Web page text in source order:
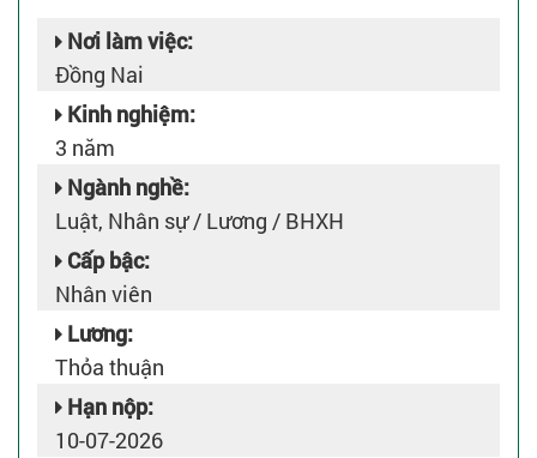
Nơi làm việc:
Đồng Nai
Kinh nghiệm:
3 năm
Ngành nghề:
Luật, Nhân sự / Lương / BHXH
Cấp bậc:
Nhân viên
Lương:
Thỏa thuận
Hạn nộp:
10-07-2026